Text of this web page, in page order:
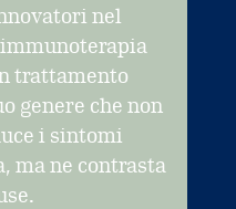
nel
trattamento
genere che non
i sintomi
ma ne contrasta